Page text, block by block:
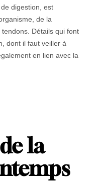
digestion, est
de la
Détails qui font
dont il faut veiller à
en lien avec la
la